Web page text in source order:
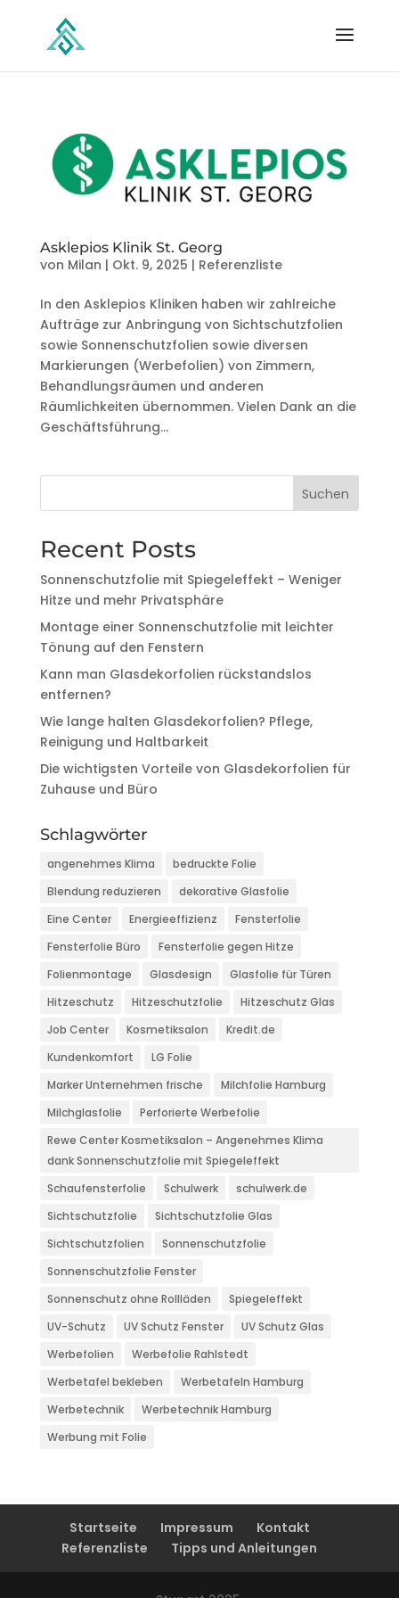
Asklepios Klinik St. Georg
von Milan | Okt. 9, 2025 | Referenzliste
In den Asklepios Kliniken haben wir zahlreiche
Aufträge zur Anbringung von Sichtschutzfolien
sowie Sonnenschutzfolien sowie diversen
Markierungen (Werbefolien) von Zimmern,
Behandlungsräumen und anderen
Räumlichkeiten übernommen. Vielen Dank an die
Geschäftsführung...
Suchen
Recent Posts
Sonnenschutzfolie mit Spiegeleffekt – Weniger
Hitze und mehr Privatsphäre
Montage einer Sonnenschutzfolie mit leichter
Tönung auf den Fenstern
Kann man Glasdekorfolien rückstandslos
entfernen?
Wie lange halten Glasdekorfolien? Pflege,
Reinigung und Haltbarkeit
Die wichtigsten Vorteile von Glasdekorfolien für
Zuhause und Büro
Schlagwörter
angenehmes Klima
bedruckte Folie
Blendung reduzieren
dekorative Glasfolie
Eine Center
Energieeffizienz
Fensterfolie
Fensterfolie Büro
Fensterfolie gegen Hitze
Folienmontage
Glasdesign
Glasfolie für Türen
Hitzeschutz
Hitzeschutzfolie
Hitzeschutz Glas
Job Center
Kosmetiksalon
Kredit.de
Kundenkomfort
LG Folie
Marker Unternehmen frische
Milchfolie Hamburg
Milchglasfolie
Perforierte Werbefolie
Rewe Center Kosmetiksalon – Angenehmes Klima
dank Sonnenschutzfolie mit Spiegeleffekt
Schaufensterfolie
Schulwerk
schulwerk.de
Sichtschutzfolie
Sichtschutzfolie Glas
Sichtschutzfolien
Sonnenschutzfolie
Sonnenschutzfolie Fenster
Sonnenschutz ohne Rollläden
Spiegeleffekt
UV-Schutz
UV Schutz Fenster
UV Schutz Glas
Werbefolien
Werbefolie Rahlstedt
Werbetafel bekleben
Werbetafeln Hamburg
Werbetechnik
Werbetechnik Hamburg
Werbung mit Folie
Startseite Impressum
Kontakt
Referenzliste
Tipps und Anleitungen